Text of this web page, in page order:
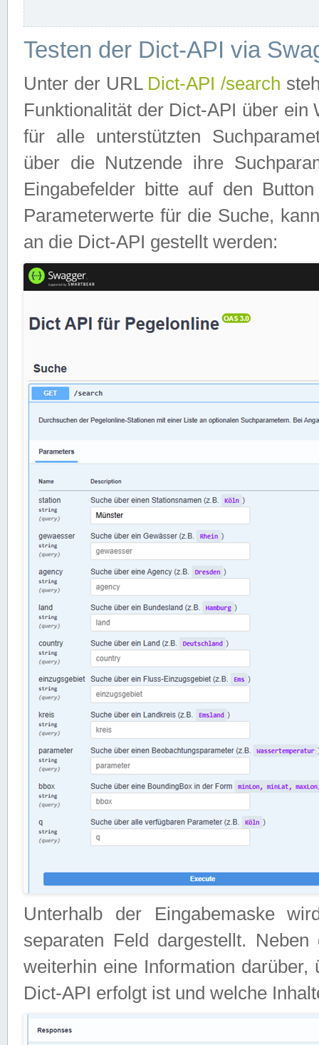
Testen der Dict-API via
Unter der URL Dict-API /search
Funktionalität der Dict-API über
für alle unterstützten
über die Nutzende ihre
Eingabefelder bitte auf den
Parameterwerte für die Suche,
an die Dict-API gestellt werden:
Unterhalb der Eingabemaske
separaten Feld dargestellt.
weiterhin eine Information
Dict-API erfolgt ist und welche